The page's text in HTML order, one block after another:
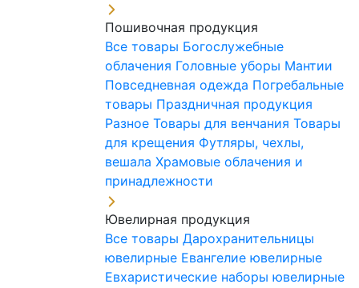
Пошивочная продукция
Все товары Богослужебные
облачения Головные уборы Мантии
Повседневная одежда Погребальные
товары Праздничная продукция
Разное Товары для венчания Товары
для крещения Футляры, чехлы,
вешала Храмовые облачения и
принадлежности
Ювелирная продукция
Все товары Дарохранительницы
ювелирные Евангелие ювелирные
Евхаристические наборы ювелирные